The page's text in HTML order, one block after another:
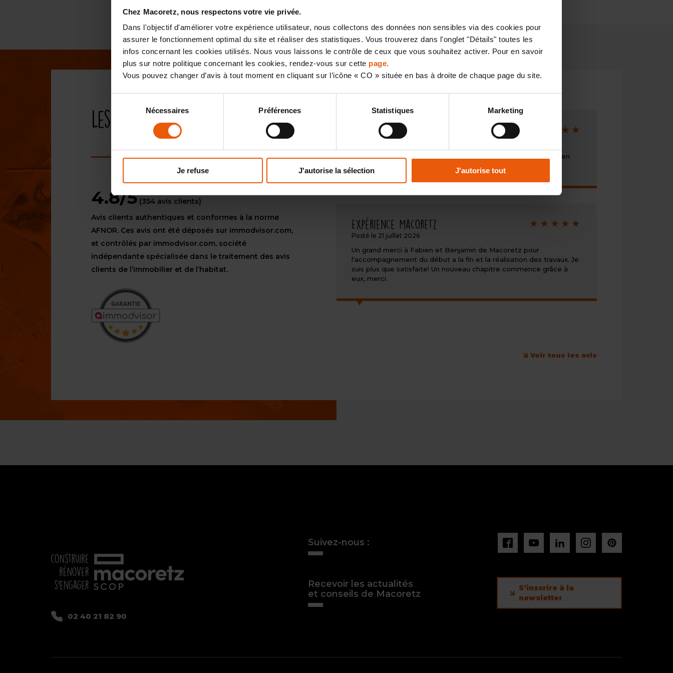
Chez Macoretz, nous respectons votre vie privée.
Dans l'objectif d'améliorer votre expérience utilisateur, nous collectons des données non sensibles via des cookies pour
assurer le fonctionnement optimal du site et réaliser des statistiques. Vous trouverez dans l'onglet "Détails" toutes les
infos concernant les cookies utilisés. Nous vous laissons le contrôle de ceux que vous souhaitez activer. Pour en savoir
plus sur notre politique concernant les cookies, rendez-vous sur cette page.
Vous pouvez changer d’avis à tout moment en cliquant sur l’icône « CO » située en bas à droite de chaque page du site.
consentement
Nécessaires Préférences Statistiques Marketing
Je refuse J'autorise la sélection J'autorise tout
Les avis de nos clients
Immodvisor Livre d'Or
4.8/5 (354 avis clients)
Avis clients authentiques et conformes à la norme
AFNOR. Ces avis ont été déposés sur immodvisor.com,
et contrôlés par immodvisor.com, société
indépendante spécialisée dans le traitement des avis
clients de l’immobilier et de l’habitat.
Maison de jeunes pour des vieux
Très beau résultat , beaucoup de satisfaction et projet très bien
Expérience Macoretz
Posté le 21 juillet 2026
Un grand merci à Fabien et Benjamin de Macoretz pour
l'accompagnement du début a la fin et la réalisation des travaux. Je
suis plus que satisfaite! Un nouveau chapitre commence grâce à
eux, merci.
Voir tous les avis
02 40 21 82 90
Suivez-nous :
Recevoir les actualités
et conseils de Macoretz
S’inscrire à la
newsletter